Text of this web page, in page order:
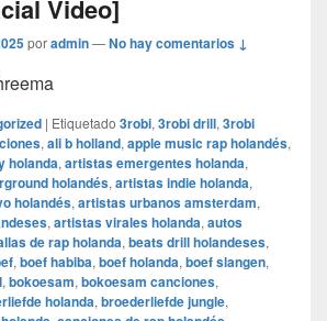
Video]
poradmin—No hay comentarios ↓
| Etiquetado 3robi, 3robi drill, 3robi
, ali b holland, apple music rap holandés,
holanda, artistas emergentes holanda,
holandés, artistas indie holanda,
holandés, artistas urbanos amsterdam,
, artistas virales holanda, autos
de rap holanda, beats drill holandeses,
, boef habiba, boef holanda, boef slangen,
, bokoesam, bokoesam canciones,
holanda, broederliefde jungle,